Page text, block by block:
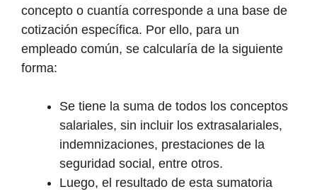
concepto o cuantía corresponde a una base de
cotización específica. Por ello, para un
empleado común, se calcularía de la siguiente
forma:
Se tiene la suma de todos los conceptos
salariales, sin incluir los extrasalariales,
indemnizaciones, prestaciones de la
seguridad social, entre otros.
Luego, el resultado de esta sumatoria